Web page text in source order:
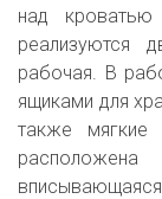
над
реализуются
рабочая. В
ящиками для
также
вписывающаяся